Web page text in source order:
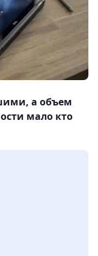
а объем
мало кто